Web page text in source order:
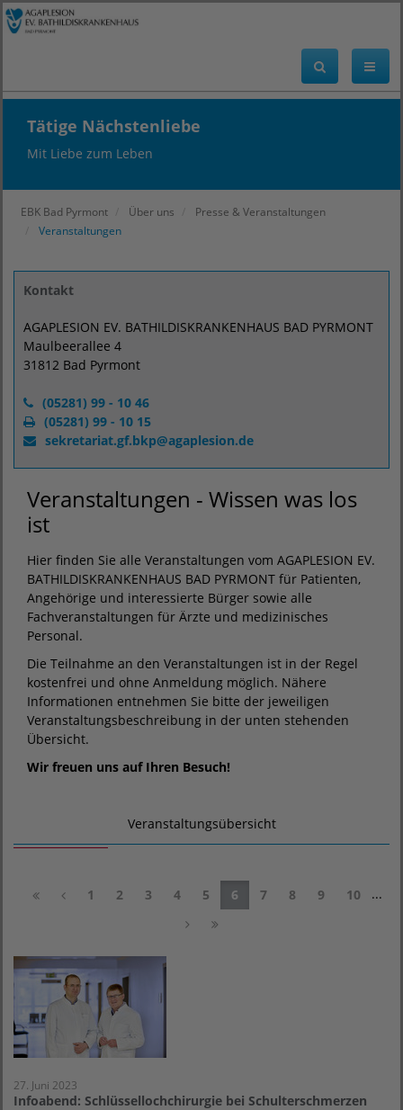
Tätige Nächstenliebe
Mit Liebe zum Leben
EBK Bad Pyrmont Über uns
Presse & Veranstaltungen
Veranstaltungen
Kontakt
AGAPLESION EV. BATHILDISKRANKENHAUS BAD PYRMONT
Maulbeerallee 4
31812 Bad Pyrmont
(05281) 99 - 10 46
(05281) 99 - 10 15
sekretariat.gf.bkp@agaplesion.de
Veranstaltungen - Wissen was los
ist
Hier finden Sie alle Veranstaltungen vom AGAPLESION EV.
BATHILDISKRANKENHAUS BAD PYRMONT für Patienten,
Angehörige und interessierte Bürger sowie alle
Fachveranstaltungen für Ärzte und medizinisches
Personal.
Die Teilnahme an den Veranstaltungen ist in der Regel
kostenfrei und ohne Anmeldung möglich. Nähere
Informationen entnehmen Sie bitte der jeweiligen
Veranstaltungsbeschreibung in der unten stehenden
Übersicht.
Wir freuen uns auf Ihren Besuch!
Veranstaltungsübersicht
1 2 3 4 5 6 7 8 9 10 ...
27. Juni 2023
Infoabend: Schlüssellochchirurgie bei Schulterschmerzen